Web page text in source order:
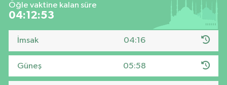
Öğle vaktine kalan süre
04:12:53
İmsak 04:16
Güneş 05:58